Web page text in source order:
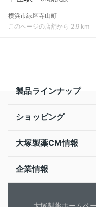
横浜市緑区寺山町
このページの店舗から 2.9 km
製品ラインナップ
ショッピング
大塚製薬CM情報
企業情報